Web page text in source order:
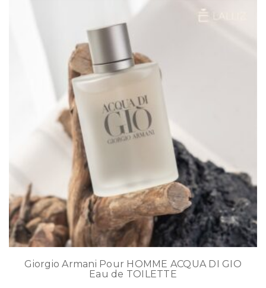
Giorgio Armani Pour HOMME ACQUA DI GIO
Eau de TOILETTE